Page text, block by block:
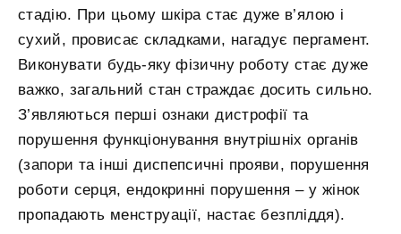
стадію. При цьому шкіра стає дуже в’ялою і
сухий, провисає складками, нагадує пергамент.
Виконувати будь-яку фізичну роботу стає дуже
важко, загальний стан страждає досить сильно.
З’являються перші ознаки дистрофії та
порушення функціонування внутрішніх органів
(запори та інші диспепсичні прояви, порушення
роботи серця, ендокринні порушення – у жінок
пропадають менструації, настає безпліддя).